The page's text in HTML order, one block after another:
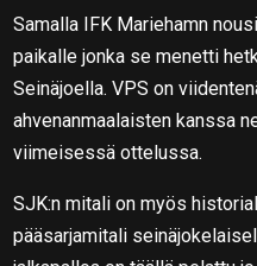
Samalla IFK Mariehamn
paikalle jonka se menetti
Seinäjoella. VPS on
ahvenanmaalaisten kanssa
viimeisessä ottelussa.
SJK:n mitali on myös
pääsarjamitali